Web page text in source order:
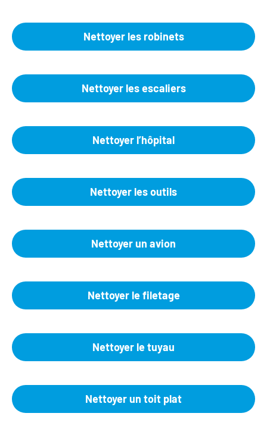
Nettoyer les robinets
Nettoyer les escaliers
Nettoyer l’hôpital
Nettoyer les outils
Nettoyer un avion
Nettoyer le filetage
Nettoyer le tuyau
Nettoyer un toit plat